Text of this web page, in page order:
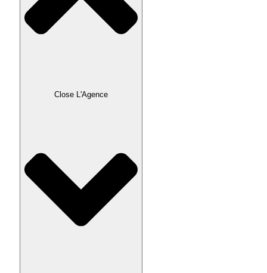
Close L'Agence